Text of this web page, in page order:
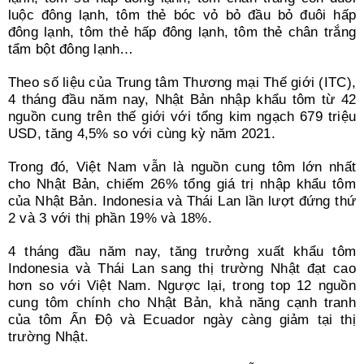
luộc đông lạnh, tôm thẻ bóc vỏ bỏ đầu bỏ đuôi hấp
đông lạnh, tôm thẻ hấp đông lạnh, tôm thẻ chân trắng
tẩm bột đông lạnh…
Theo số liệu của Trung tâm Thương mại Thế giới (ITC),
4 tháng đầu năm nay, Nhật Bản nhập khẩu tôm từ 42
nguồn cung trên thế giới với tổng kim ngạch 679 triệu
USD, tăng 4,5% so với cùng kỳ năm 2021.
Trong đó, Việt Nam vẫn là nguồn cung tôm lớn nhất
cho Nhật Bản, chiếm 26% tổng giá trị nhập khẩu tôm
của Nhật Bản. Indonesia và Thái Lan lần lượt đứng thứ
2 và 3 với thị phần 19% và 18%.
4 tháng đầu năm nay, tăng trưởng xuất khẩu tôm
Indonesia và Thái Lan sang thị trường Nhật đạt cao
hơn so với Việt Nam. Ngược lại, trong top 12 nguồn
cung tôm chính cho Nhật Bản, khả năng cạnh tranh
của tôm Ấn Độ và Ecuador ngày càng giảm tại thị
trường Nhật.